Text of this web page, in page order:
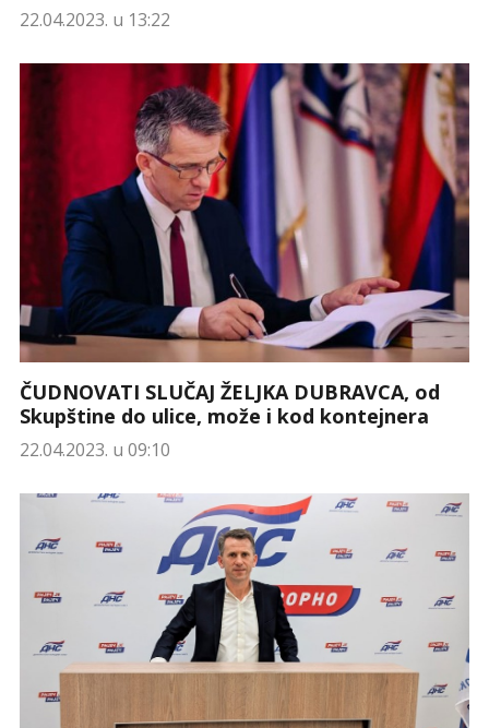
22.04.2023. u 13:22
ČUDNOVATI SLUČAJ ŽELJKA DUBRAVCA, od
Skupštine do ulice, može i kod kontejnera
22.04.2023. u 09:10